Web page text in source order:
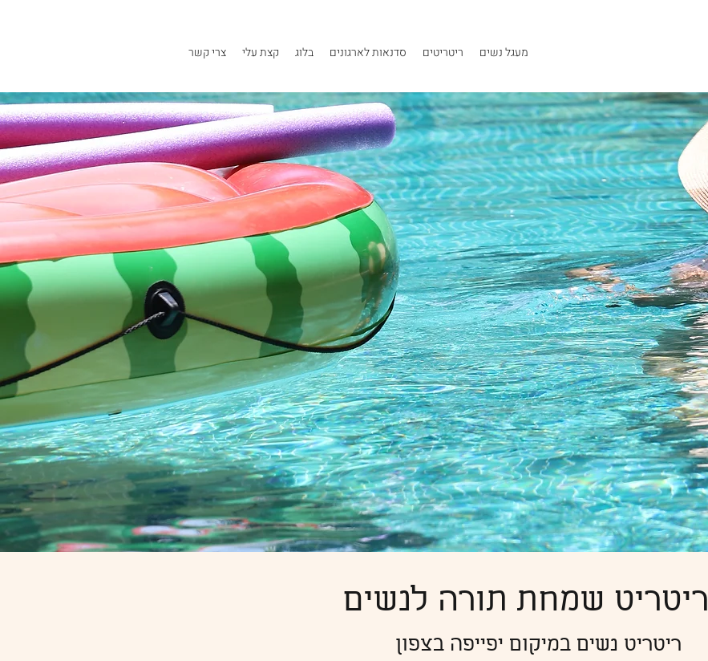
צרי קשר קצת עלי בלוג סדנאות לארגונים ריטריטים מעגל נשים
ריטריט שמחת תורה לנשים
ריטריט נשים במיקום יפייפה בצפון